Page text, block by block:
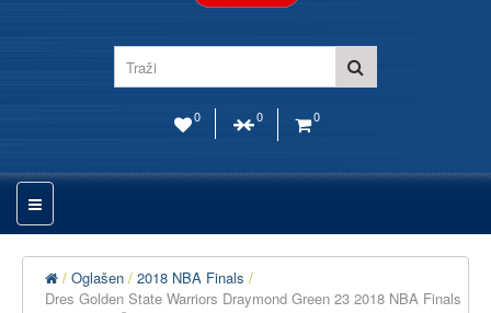
0 0 0
Oglašen
2018 NBA Finals
Dres Golden State Warriors Draymond Green 23 2018 NBA Finals